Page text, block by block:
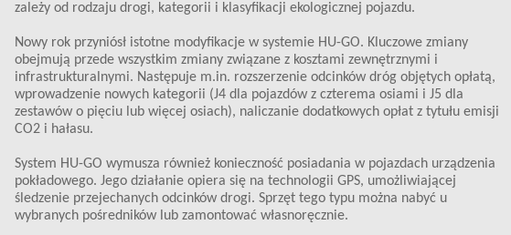
zależy od rodzaju drogi, kategorii i klasyfikacji ekologicznej pojazdu.
Nowy rok przyniósł istotne modyfikacje w systemie HU-GO. Kluczowe zmiany
obejmują przede wszystkim zmiany związane z kosztami zewnętrznymi i
infrastrukturalnymi. Następuje m.in. rozszerzenie odcinków dróg objętych opłatą,
wprowadzenie nowych kategorii (J4 dla pojazdów z czterema osiami i J5 dla
zestawów o pięciu lub więcej osiach), naliczanie dodatkowych opłat z tytułu emisji
CO2 i hałasu.
System HU-GO wymusza również konieczność posiadania w pojazdach urządzenia
pokładowego. Jego działanie opiera się na technologii GPS, umożliwiającej
śledzenie przejechanych odcinków drogi. Sprzęt tego typu można nabyć u
wybranych pośredników lub zamontować własnoręcznie.